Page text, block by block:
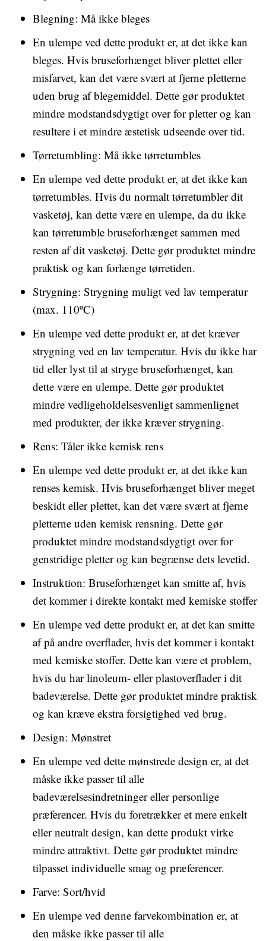
Blegning: Må ikke bleges
En ulempe ved dette produkt er, at det ikke kan
bleges. Hvis bruseforhænget bliver plettet eller
misfarvet, kan det være svært at fjerne pletterne
uden brug af blegemiddel. Dette gør produktet
mindre modstandsdygtigt over for pletter og kan
resultere i et mindre æstetisk udseende over tid.
Tørretumbling: Må ikke tørretumbles
En ulempe ved dette produkt er, at det ikke kan
tørretumbles. Hvis du normalt tørretumbler dit
vasketøj, kan dette være en ulempe, da du ikke
kan tørretumble bruseforhænget sammen med
resten af dit vasketøj. Dette gør produktet mindre
praktisk og kan forlænge tørretiden.
Strygning: Strygning muligt ved lav temperatur
(max. 110ºC)
En ulempe ved dette produkt er, at det kræver
strygning ved en lav temperatur. Hvis du ikke har
tid eller lyst til at stryge bruseforhænget, kan
dette være en ulempe. Dette gør produktet
mindre vedligeholdelsesvenligt sammenlignet
med produkter, der ikke kræver strygning.
Rens: Tåler ikke kemisk rens
En ulempe ved dette produkt er, at det ikke kan
renses kemisk. Hvis bruseforhænget bliver meget
beskidt eller plettet, kan det være svært at fjerne
pletterne uden kemisk rensning. Dette gør
produktet mindre modstandsdygtigt over for
genstridige pletter og kan begrænse dets levetid.
Instruktion: Bruseforhænget kan smitte af, hvis
det kommer i direkte kontakt med kemiske stoffer
En ulempe ved dette produkt er, at det kan smitte
af på andre overflader, hvis det kommer i kontakt
med kemiske stoffer. Dette kan være et problem,
hvis du har linoleum- eller plastoverflader i dit
badeværelse. Dette gør produktet mindre praktisk
og kan kræve ekstra forsigtighed ved brug.
Design: Mønstret
En ulempe ved dette mønstrede design er, at det
måske ikke passer til alle
badeværelsesindretninger eller personlige
præferencer. Hvis du foretrækker et mere enkelt
eller neutralt design, kan dette produkt virke
mindre attraktivt. Dette gør produktet mindre
tilpasset individuelle smag og præferencer.
Farve: Sort/hvid
En ulempe ved denne farvekombination er, at
den måske ikke passer til alle